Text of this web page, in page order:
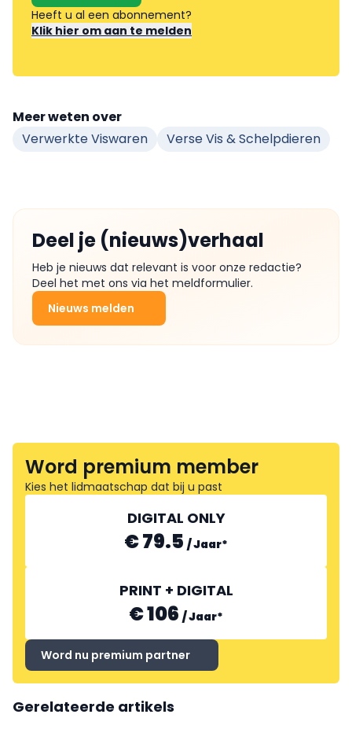
Heeft u al een abonnement?
Klik hier om aan te melden
Meer weten over
Verwerkte Viswaren
Verse Vis & Schelpdieren
Deel je (nieuws)verhaal
Heb je nieuws dat relevant is voor onze redactie?
Deel het met ons via het meldformulier.
Nieuws melden
Word premium member
Kies het lidmaatschap dat bij u past
DIGITAL ONLY
€ 79.5 /Jaar*
PRINT + DIGITAL
€ 106 /Jaar*
Word nu premium partner
Gerelateerde artikels